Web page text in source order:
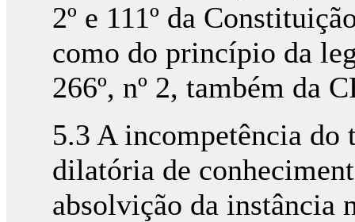
2º e 111º da
como do princípio da
266º, nº 2, também da
5.3 A incompetência
dilatória de
absolvição da instância